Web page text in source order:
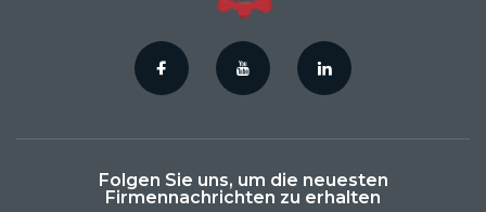
Folgen Sie uns, um die neuesten
Firmennachrichten zu erhalten